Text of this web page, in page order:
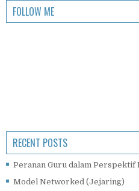
FOLLOW ME
RECENT POSTS
Peranan Guru dalam Perspektif
Model Networked (Jejaring)